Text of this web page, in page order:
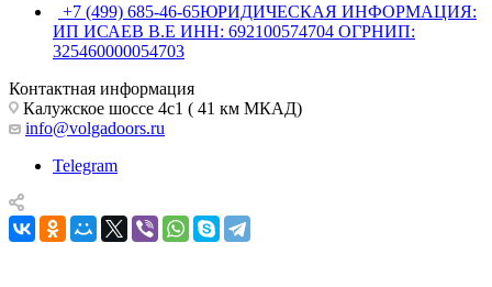
+7 (499) 685-46-65ЮРИДИЧЕСКАЯ ИНФОРМАЦИЯ:
ИП ИСАЕВ В.Е ИНН: 692100574704 ОГРНИП:
325460000054703
Контактная информация
Калужское шоссе 4с1 ( 41 км МКАД)
info@volgadoors.ru
Telegram